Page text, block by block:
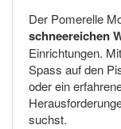
Der Pomerelle
schneereichen
Einrichtungen.
Spass auf den
oder ein
suchst.